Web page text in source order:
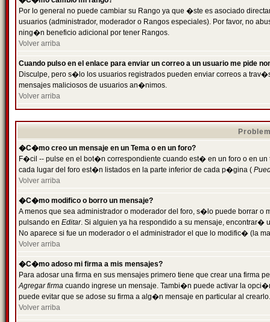
Por lo general no puede cambiar su Rango ya que �ste es asociado
usuarios (administrador, moderador o Rangos especiales). Por favor, no
ning�n beneficio adicional por tener Rangos.
Volver arriba
Cuando pulso en el enlace para enviar un correo a un usuario me pide
Disculpe, pero s�lo los usuarios registrados pueden enviar correos a
mensajes maliciosos de usuarios an�nimos.
Volver arriba
�C�mo creo un mensaje en un Tema o en un foro?
F�cil -- pulse en el bot�n correspondiente cuando est� en un foro o en
cada lugar del foro est�n listados en la parte inferior de cada p�gina (
Volver arriba
�C�mo modifico o borro un mensaje?
A menos que sea administrador o moderador del foro, s�lo puede borrar o
pulsando en Editar. Si alguien ya ha respondido a su mensaje, encontrar�
No aparece si fue un moderador o el administrador el que lo modific� (la
Volver arriba
�C�mo adoso mi firma a mis mensajes?
Para adosar una firma en sus mensajes primero tiene que crear una firma
Agregar firma cuando ingrese un mensaje. Tambi�n puede activar la
puede evitar que se adose su firma a alg�n mensaje en particular al crearlo.
Volver arriba